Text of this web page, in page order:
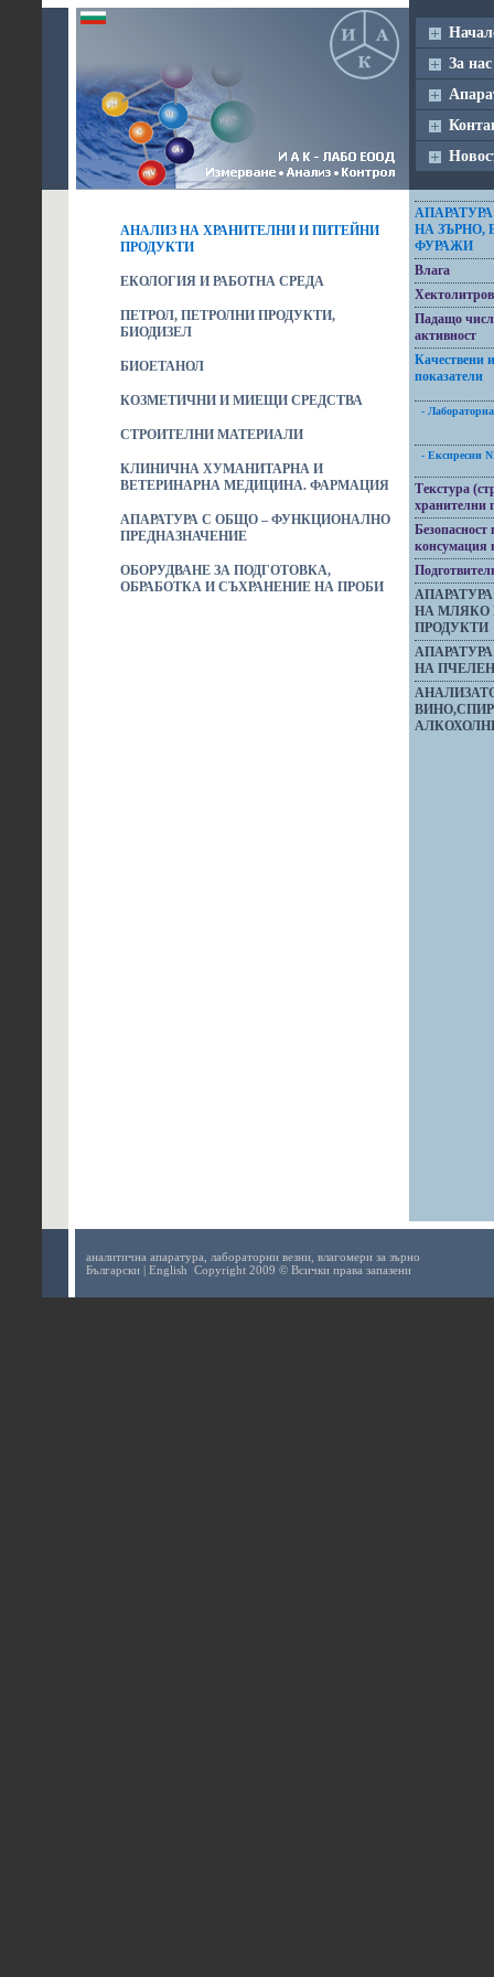
За нас
АНАЛИЗ НА ХРАНИТЕЛНИ И ПИТЕЙНИ
ПРОДУКТИ
ЕКОЛОГИЯ И РАБОТНА СРЕДА
ПЕТРОЛ, ПЕТРОЛНИ ПРОДУКТИ,
БИОДИЗЕЛ
БИОЕТАНОЛ
КОЗМЕТИЧНИ И МИЕЩИ СРЕДСТВА
СТРОИТЕЛНИ МАТЕРИАЛИ
КЛИНИЧНА ХУМАНИТАРНА И
ВЕТЕРИНАРНА МЕДИЦИНА. ФАРМАЦИЯ
АПАРАТУРА С ОБЩО – ФУНКЦИОНАЛНО
ПРЕДНАЗНАЧЕНИЕ
ОБОРУДВАНЕ ЗА ПОДГОТОВКА,
ОБРАБОТКА И СЪХРАНЕНИЕ НА ПРОБИ
НА ЗЪРНО,
ФУРАЖИ
Влага
Падащо
активност
Качествени
показатели
-
- Експресни
Текстура
хранителни
Безопасност
консумация
НА МЛЯКО
ПРОДУКТИ
НА
аналитична апаратура, лабораторни везни, влагомери за зърно
Български | English Copyright 2009 © Всички права запазени